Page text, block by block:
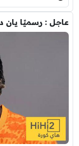
: رسميًا يان